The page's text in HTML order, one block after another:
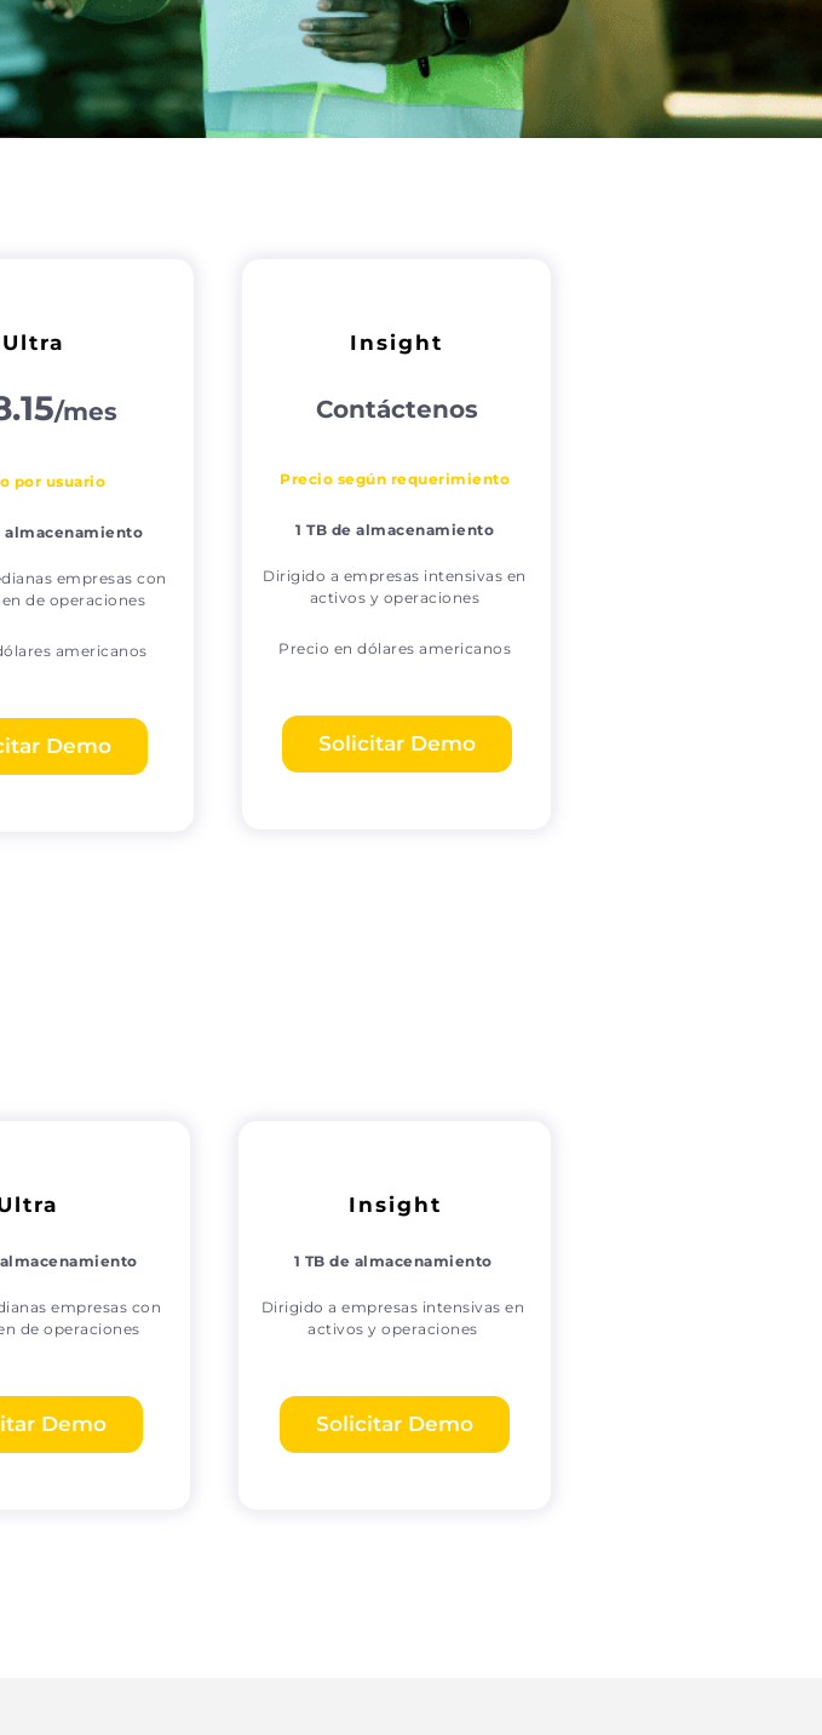
Ultra
/mes
por usuario
almacenamiento
empresas con
de operaciones
americanos
Demo
Insight
Contáctenos
Precio según requerimiento
1 TB de almacenamiento
Dirigido a empresas intensivas en
activos y operaciones
Precio en dólares americanos
Solicitar Demo
almacenamiento
empresas con
de operaciones
Demo
Insight
1 TB de almacenamiento
Dirigido a empresas intensivas en
activos y operaciones
Solicitar Demo